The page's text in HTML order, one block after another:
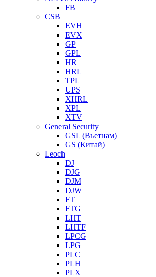
FB
CSB
EVH
EVX
GP
GPL
HR
HRL
TPL
UPS
XHRL
XPL
XTV
General Security
GSL (Вьетнам)
GS (Китай)
Leoch
DJ
DJG
DJM
DJW
FT
FTG
LHT
LHTF
LPCG
LPG
PLC
PLH
PLX